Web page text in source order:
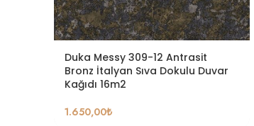
Duka Messy 309-12 Antrasit
Bronz İtalyan Sıva Dokulu Duvar
Kağıdı 16m2
1.650,00₺